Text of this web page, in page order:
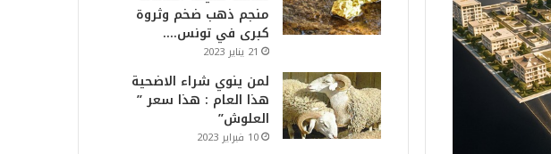
منجم ذهب ضخم وثروة
كبرى في تونس….
21 يناير 2023
لمن ينوي شراء الاضحية
هذا العام : هذا سعر ”
العلوش”
10 فبراير 2023